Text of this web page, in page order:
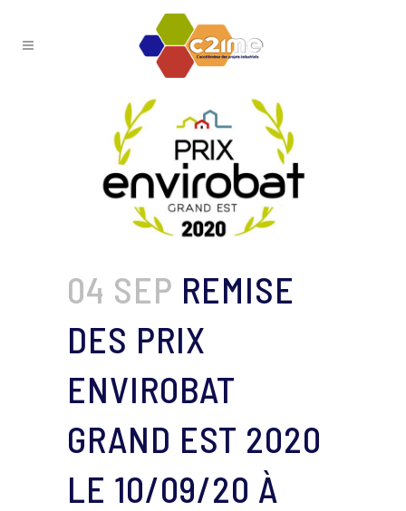
04 SEP REMISE
DES PRIX
ENVIROBAT
GRAND EST 2020
LE 10/09/20 À